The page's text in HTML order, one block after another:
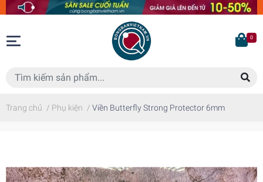
0
Trang chủ / Phụ kiện / Viền Butterfly Strong Protector 6mm